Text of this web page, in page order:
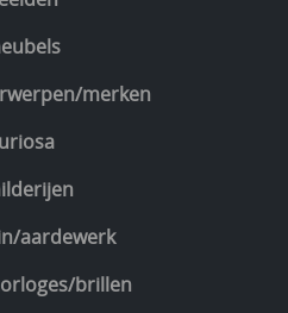
merken
aardewerk
brillen